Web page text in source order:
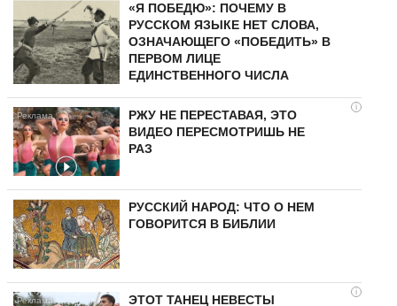
«Я ПОБЕДЮ»: ПОЧЕМУ В
РУССКОМ ЯЗЫКЕ НЕТ СЛОВА,
ОЗНАЧАЮЩЕГО «ПОБЕДИТЬ» В
ПЕРВОМ ЛИЦЕ
ЕДИНСТВЕННОГО ЧИСЛА
i
РЖУ НЕ ПЕРЕСТАВАЯ, ЭТО
ВИДЕО ПЕРЕСМОТРИШЬ НЕ
РАЗ
РУССКИЙ НАРОД: ЧТО О НЕМ
ГОВОРИТСЯ В БИБЛИИ
i
ЭТОТ ТАНЕЦ НЕВЕСТЫ